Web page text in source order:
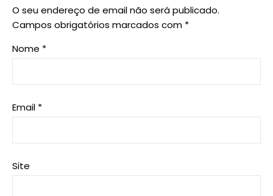
O seu endereço de email não será publicado.
Campos obrigatórios marcados com *
Nome *
Email *
Site